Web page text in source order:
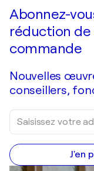
Abonnez-
réduction de
commande
Nouvelles
conseillers,
J'en